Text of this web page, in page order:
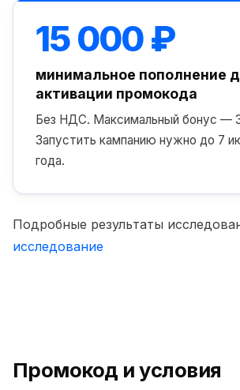
15 000 ₽
минимальное пополнение
активации промокода
Без НДС. Максимальный бонус —
Запустить кампанию нужно до 7
года.
Подробные результаты
исследование
Промокод и условия